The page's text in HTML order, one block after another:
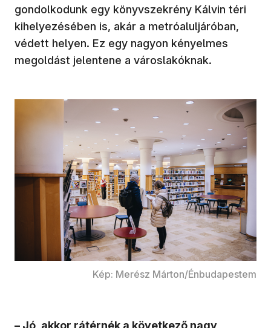
gondolkodunk egy könyvszekrény Kálvin téri
kihelyezésében is, akár a metróaluljáróban,
védett helyen. Ez egy nagyon kényelmes
megoldást jelentene a városlakóknak.
Kép: Merész Márton/Énbudapestem
– Jó, akkor rátérnék a következő nagy